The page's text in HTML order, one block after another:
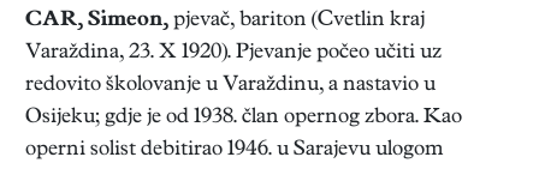
CAR, Simeon, pjevač, bariton (Cvetlin kraj
Varaždina, 23. X 1920). Pjevanje počeo učiti uz
redovito školovanje u Varaždinu, a nastavio u
Osijeku; gdje je od 1938. član opernog zbora. Kao
operni solist debitirao 1946. u Sarajevu ulogom